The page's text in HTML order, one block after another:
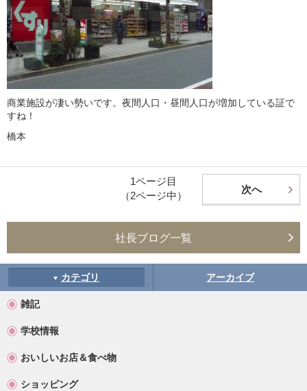
商業施設が凄い勢いです。夜間人口・昼間人口が増加している証で
すね！
橋本
次へ
1ページ目
（2ページ中）
社長ブログ一覧
カテゴリ アーカイブ
雑記
学校情報
おいしいお店＆食べ物
ショッピング